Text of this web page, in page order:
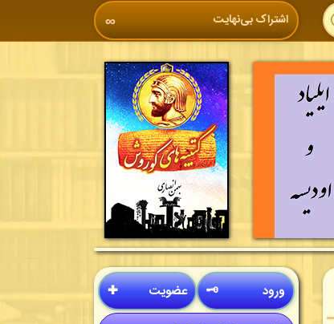
∞ اشتراک بی‌نهایت
🗝 ورود ✚ عضویت